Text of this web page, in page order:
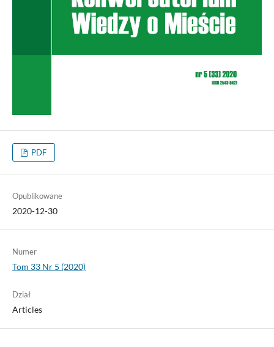
PDF
Opublikowane
2020-12-30
Numer
Tom 33 Nr 5 (2020)
Dział
Articles